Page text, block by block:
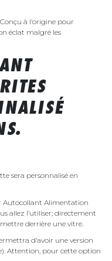
à l’origine pour
éclat malgré les
sera personnalisé en
Autocollant Alimentation
allez l’utiliser; directement
derrière une vitre.
d’avoir une version
Attention, pour cette option